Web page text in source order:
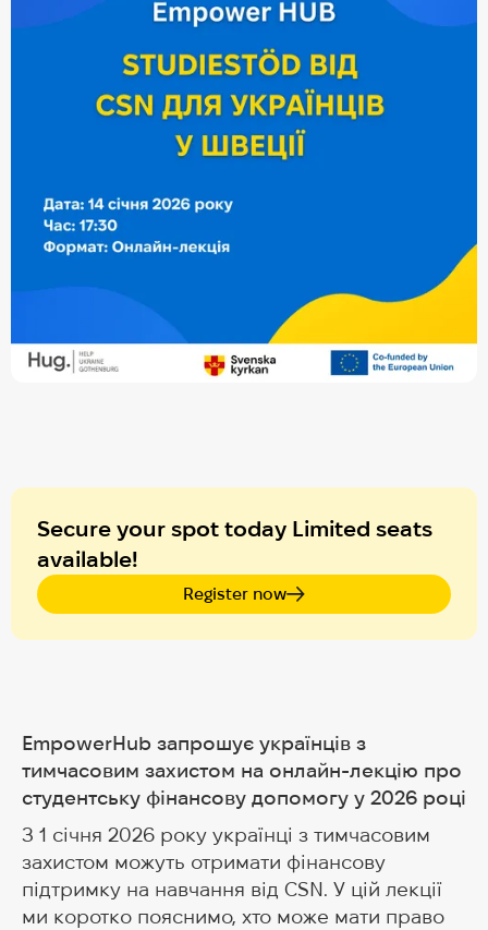
Secure your spot today Limited seats
available!
Register now
EmpowerHub запрошує українців з
тимчасовим захистом на онлайн-лекцію про
студентську фінансову допомогу у 2026 році
З 1 січня 2026 року українці з тимчасовим
захистом можуть отримати фінансову
підтримку на навчання від CSN. У цій лекції
ми коротко пояснимо, хто може мати право